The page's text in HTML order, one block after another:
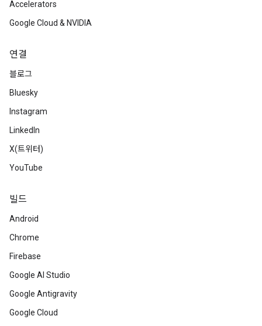
Accelerators
Google Cloud & NVIDIA
연결
블로그
Bluesky
Instagram
LinkedIn
X(트위터)
YouTube
빌드
Android
Chrome
Firebase
Google AI Studio
Google Antigravity
Google Cloud